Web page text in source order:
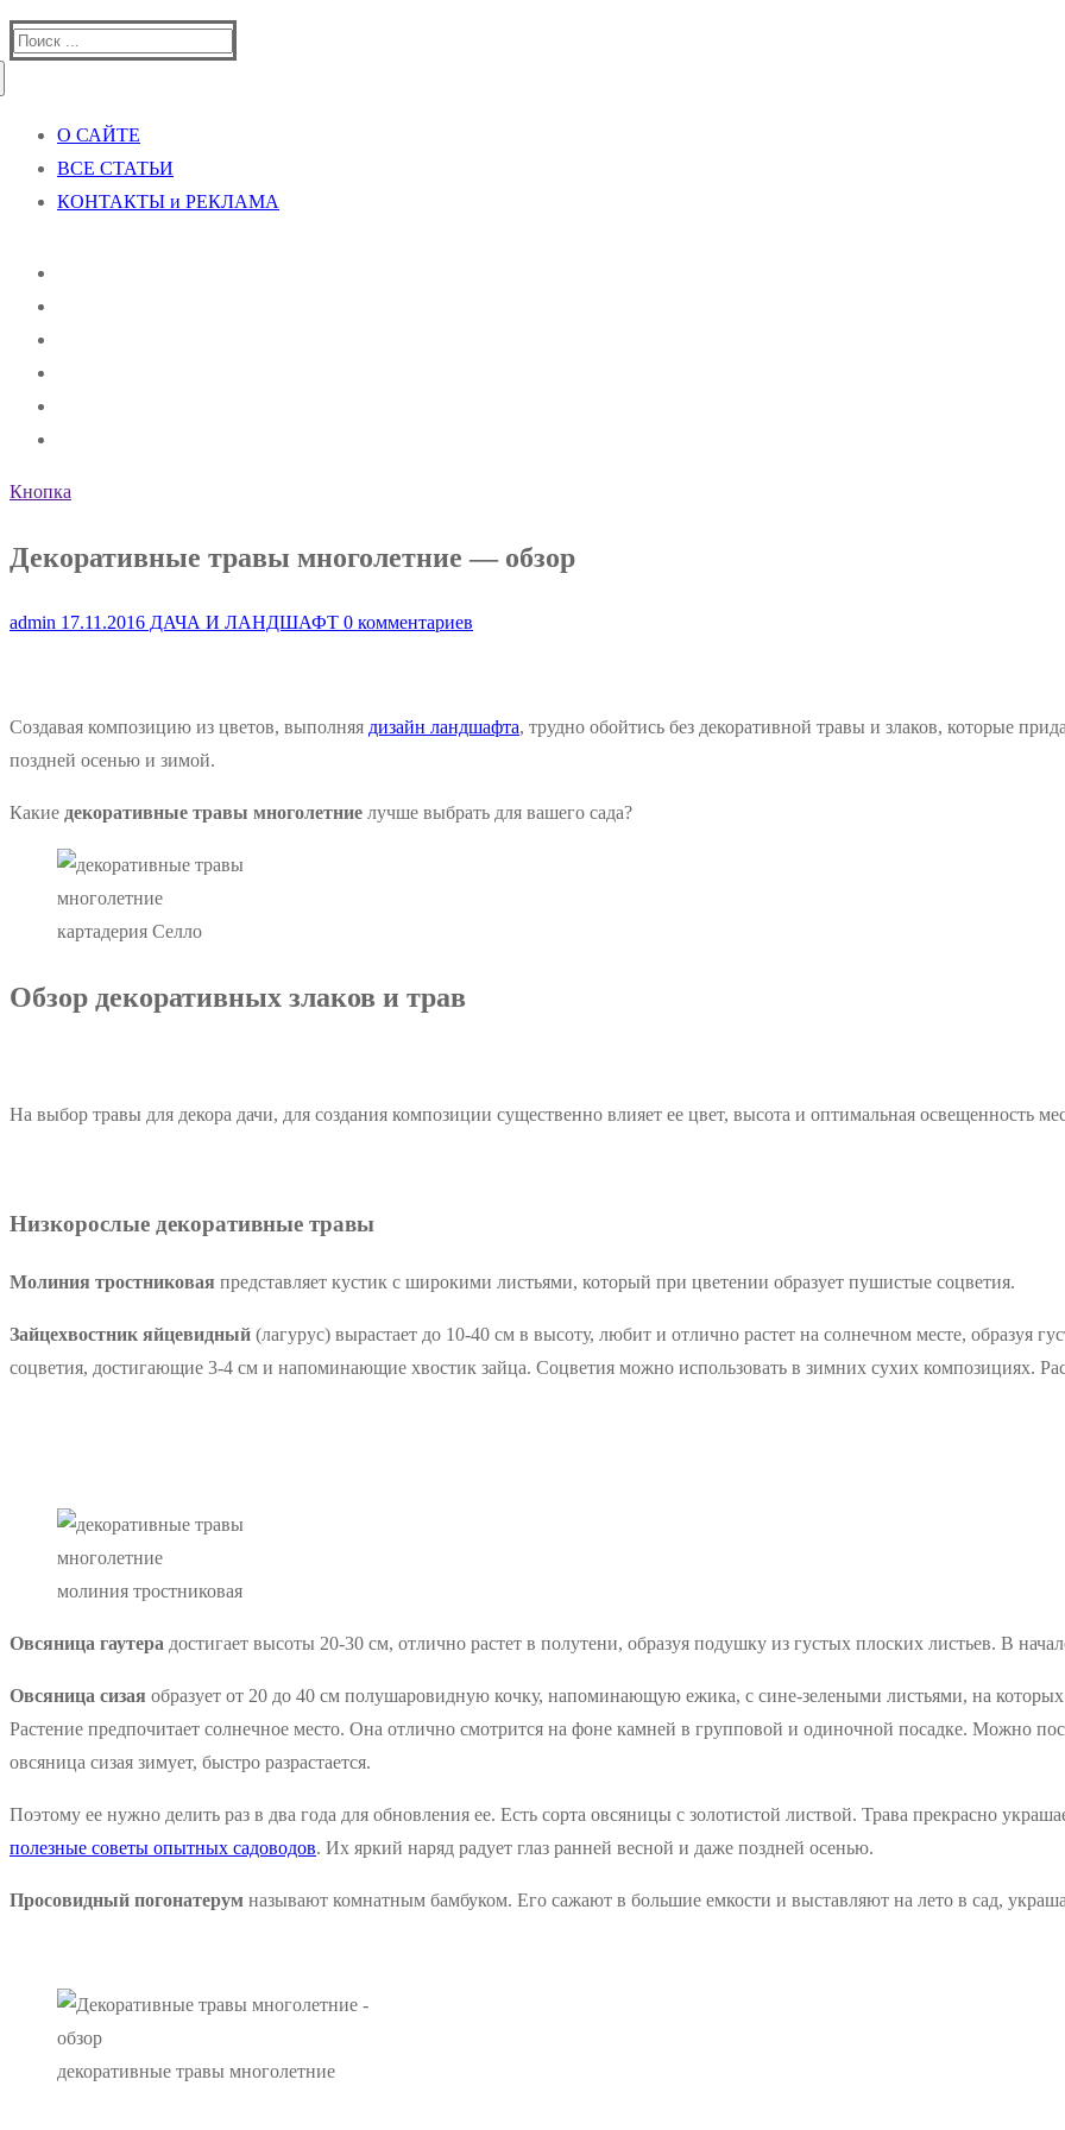
Найти:
О САЙТЕ
ВСЕ СТАТЬИ
КОНТАКТЫ и РЕКЛАМА
Кнопка
Декоративные травы многолетние — обзор
admin 17.11.2016 ДАЧА И ЛАНДШАФТ 0 комментариев
Создавая композицию из цветов, выполняя дизайн ландшафта, трудно обойтись без декоративной травы и злаков, которые
поздней осенью и зимой.
Какие декоративные травы многолетние лучше выбрать для вашего сада?
картадерия Селло
Обзор декоративных злаков и трав
На выбор травы для декора дачи, для создания композиции существенно влияет ее цвет, высота и оптимальная освещенность
Низкорослые декоративные травы
Молиния тростниковая представляет кустик с широкими листьями, который при цветении образует пушистые соцветия.
Зайцехвостник яйцевидный (лагурус) вырастает до 10-40 см в высоту, любит и отлично растет на солнечном месте, образуя
соцветия, достигающие 3-4 см и напоминающие хвостик зайца. Соцветия можно использовать в зимних сухих композициях.
молиния тростниковая
Овсяница гаутера достигает высоты 20-30 см, отлично растет в полутени, образуя подушку из густых плоских листьев. В
Овсяница сизая образует от 20 до 40 см полушаровидную кочку, напоминающую ежика, с сине-зелеными листьями, на которых
Растение предпочитает солнечное место. Она отлично смотрится на фоне камней в групповой и одиночной посадке. Можно
овсяница сизая зимует, быстро разрастается.
Поэтому ее нужно делить раз в два года для обновления ее. Есть сорта овсяницы с золотистой листвой. Трава прекрасно
полезные советы опытных садоводов. Их яркий наряд радует глаз ранней весной и даже поздней осенью.
Просовидный погонатерум называют комнатным бамбуком. Его сажают в большие емкости и выставляют на лето в сад,
декоративные травы многолетние